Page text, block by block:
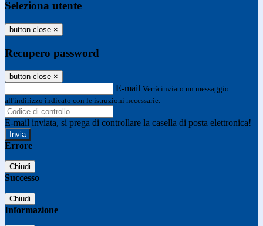
Seleziona utente
button close ×
Recupero password
button close ×
E-mail Verrà inviato un messaggio
all'indirizzo indicato con le istruzioni necessarie.
E-mail inviata, si prega di controllare la casella di posta elettronica!
Errore
Chiudi
Successo
Chiudi
Informazione